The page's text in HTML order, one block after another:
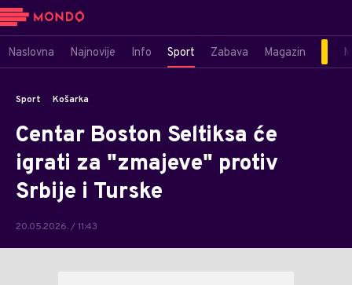
Naslovna Najnovije Info Sport Zabava Magazin
Sport Košarka
Centar Boston Seltiksa će
igrati za "zmajeve" protiv
Srbije i Turske
20.05.2026. / 11:43